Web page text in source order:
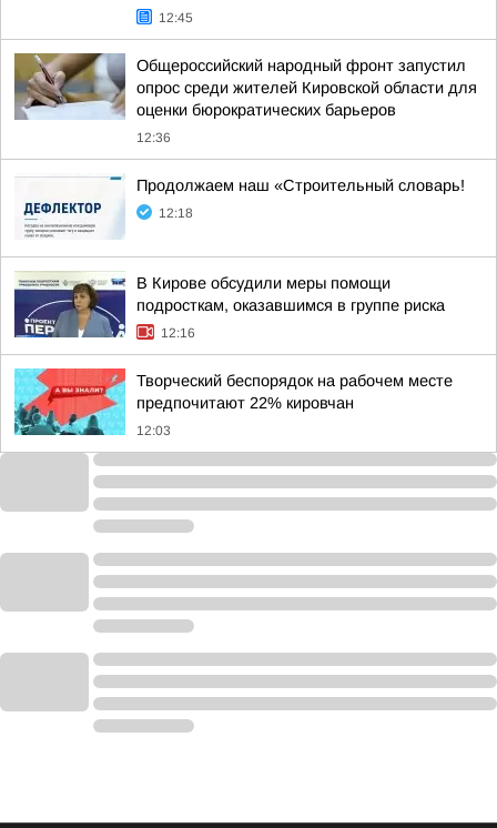
12:45
Общероссийский народный фронт запустил
опрос среди жителей Кировской области для
оценки бюрократических барьеров
12:36
Продолжаем наш «Строительный словарь!
12:18
В Кирове обсудили меры помощи
подросткам, оказавшимся в группе риска
12:16
Творческий беспорядок на рабочем месте
предпочитают 22% кировчан
12:03